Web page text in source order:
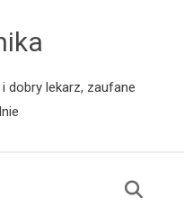
dobry lekarz, zaufane